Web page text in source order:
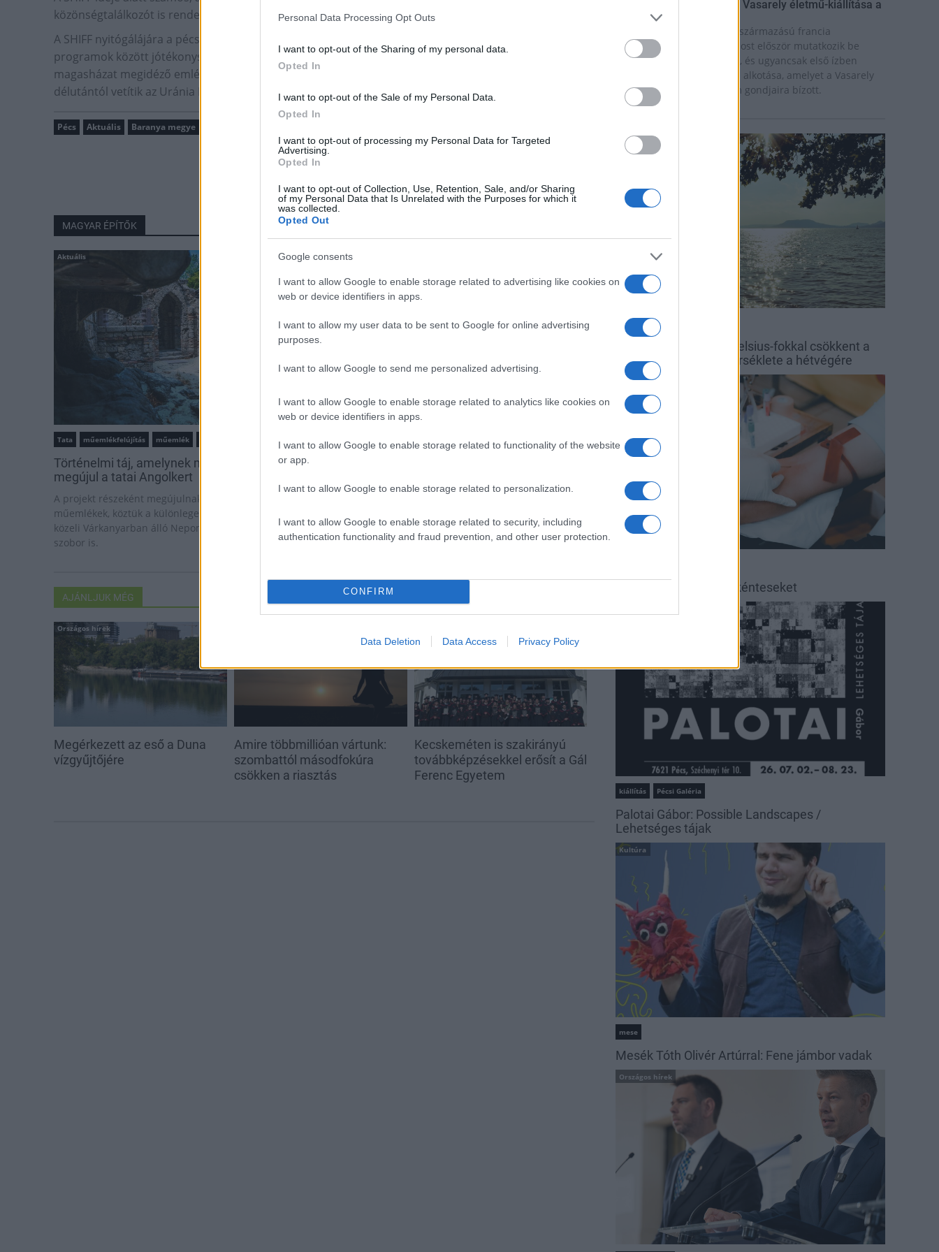
Personal Data Processing Opt Outs
I want to opt-out of the Sharing of my personal data.
Opted In
I want to opt-out of the Sale of my Personal Data.
Opted In
I want to opt-out of processing my Personal Data for Targeted
Advertising.
Opted In
I want to opt-out of Collection, Use, Retention, Sale, and/or Sharing
of my Personal Data that Is Unrelated with the Purposes for which it
was collected.
Opted Out
Google consents
I want to allow Google to enable storage related to advertising like cookies on
web or device identifiers in apps.
I want to allow my user data to be sent to Google for online advertising
purposes.
I want to allow Google to send me personalized advertising.
I want to allow Google to enable storage related to analytics like cookies on
web or device identifiers in apps.
I want to allow Google to enable storage related to functionality of the website
or app.
I want to allow Google to enable storage related to personalization.
I want to allow Google to enable storage related to security, including
authentication functionality and fraud prevention, and other user protection.
CONFIRM
Data Deletion Data Access Privacy Policy
közönségtalálkozót is rendeznek.
A SHIFF nyitógálájára a pécsi Voisingers acapella együttes filmzenei műsorral készül, a kiemelt
programok között jótékonysági gálaest, filmvacsora, valamint a lebontott 25 emeletes pécsi
magasházat megidéző emlékkoncert és utcabál is szerepel. A fesztiválgyőztes filmeket szeptember 9-én
délutántól vetítik az Uránia Filmszínházban - közölték a szervezők.
Pécs Aktuális Baranya megye
MAGYAR ÉPÍTŐK
Aktuális
Tata műemlékfelújítás műemlék
Történelmi táj, amelynek minden köve mesél –
megújul a tatai Angolkert
A projekt részeként megújulnak a területen található
műemlékek, köztük a különleges Műromok, valamint a
közeli Várkanyarban álló Nepomuki Szent János híd és
szobor is.
Új gyalogosátkelők és jelzőlámpás
Másfélszeresére bővítik
Hódmezővásárhely jó hírű
Látványos építési szakasz indult
AJÁNLJUK MÉG
Országos hírek
Megérkezett az eső a Duna
vízgyűjtőjére
Amire többmillióan vártunk:
szombattól másodfokúra
csökken a riasztás
Kecskeméten is szakirányú
továbbképzésekkel erősít a Gál
Ferenc Egyetem
zínekben élt élet - Claire Vasarely életmű-kiállítása a
Múzeum Galériában
Claire Vasarely, a magyar származású francia
alkotóművész életműve most először mutatkozik be
önállóan Magyarországon, és ugyancsak első ízben
látható együtt valamennyi alkotása, amelyet a Vasarely
házaspár a pécsi múzeum gondjaira bízott.
Országos hírek
időjárás Balaton
Egy hét alatt közel 6 Celsius-fokkal csökkent a
Balaton vizének hőmérséklete a hétvégére
Országos hírek
Véradásra kérik az önkénteseket
kiállítás Pécsi Galéria
Palotai Gábor: Possible Landscapes /
Lehetséges tájak
Kultúra
mese
Mesék Tóth Olivér Artúrral: Fene jámbor vadak
Országos hírek